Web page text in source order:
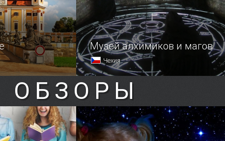
жемчужина
Брно.
Музей алхимиков и магов
Чехия
Испокон веков Прага слыла
прибежищем оккультистов,
чернокнижников и колдунов, так что
ничего удивительного, что именно
здесь был открыт знаменитый Музей
ОБЗОРЫ